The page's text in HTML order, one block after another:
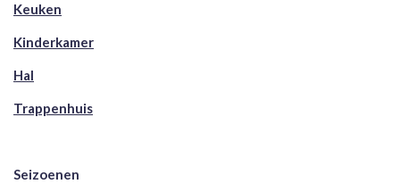
Keuken
Kinderkamer
Hal
Trappenhuis
Seizoenen